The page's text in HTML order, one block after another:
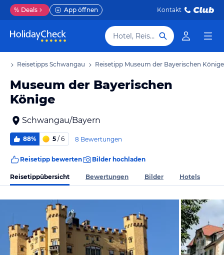
% Deals App öffnen Kontakt
Hotel, Reiseziel
Reisetipps Schwangau Reisetipp Museum der Bayerischen Könige
Museum der Bayerischen
Könige
Schwangau/Bayern
88% 5 / 6 8 Bewertungen
Reisetipp bewerten Bilder hochladen
Reisetippübersicht Bewertungen Bilder Hotels